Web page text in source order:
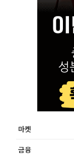
마켓
금융